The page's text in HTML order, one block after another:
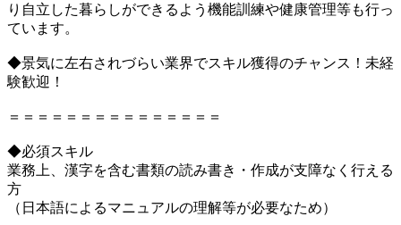
り自立した暮らしができるよう機能訓練や健康管理等も行っ
ています。
◆景気に左右されづらい業界でスキル獲得のチャンス！未経
験歓迎！
＝＝＝＝＝＝＝＝＝＝＝＝＝＝＝
◆必須スキル
業務上、漢字を含む書類の読み書き・作成が支障なく行える
方
（日本語によるマニュアルの理解等が必要なため）